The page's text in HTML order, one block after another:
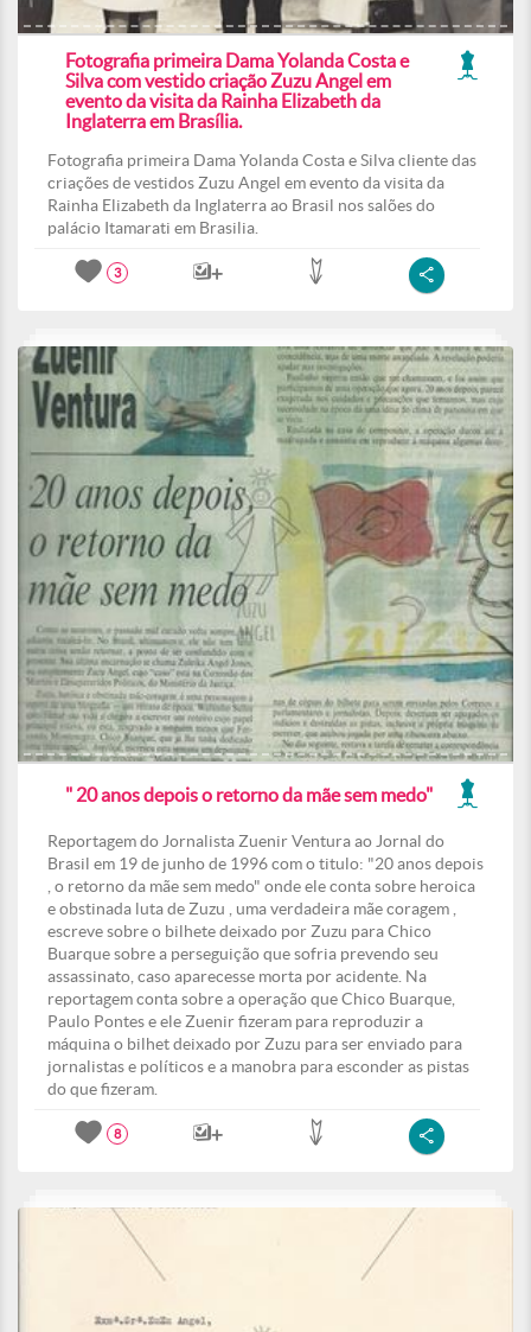
Fotografia primeira Dama Yolanda Costa e
Silva com vestido criação Zuzu Angel em
evento da visita da Rainha Elizabeth da
Inglaterra em Brasília.
Fotografia primeira Dama Yolanda Costa e Silva cliente das
criações de vestidos Zuzu Angel em evento da visita da
Rainha Elizabeth da Inglaterra ao Brasil nos salões do
palácio Itamarati em Brasilia.
3
" 20 anos depois o retorno da mãe sem medo"
Reportagem do Jornalista Zuenir Ventura ao Jornal do
Brasil em 19 de junho de 1996 com o titulo: "20 anos depois
, o retorno da mãe sem medo" onde ele conta sobre heroica
e obstinada luta de Zuzu , uma verdadeira mãe coragem ,
escreve sobre o bilhete deixado por Zuzu para Chico
Buarque sobre a perseguição que sofria prevendo seu
assassinato, caso aparecesse morta por acidente. Na
reportagem conta sobre a operação que Chico Buarque,
Paulo Pontes e ele Zuenir fizeram para reproduzir a
máquina o bilhet deixado por Zuzu para ser enviado para
jornalistas e políticos e a manobra para esconder as pistas
do que fizeram.
8